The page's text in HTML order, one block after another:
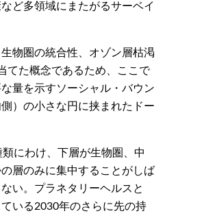
ど多領域にまたがるサーベイ
物圏の統合性、オゾン層枯渇
てた概念であるため、ここで
量を示すソーシャル・バウン
）の小さな円に挟まれたドー
にわけ、下層が生物圏、中
層のみに集中することがしば
い。プラネタリーヘルスと
いる2030年のさらに先の持